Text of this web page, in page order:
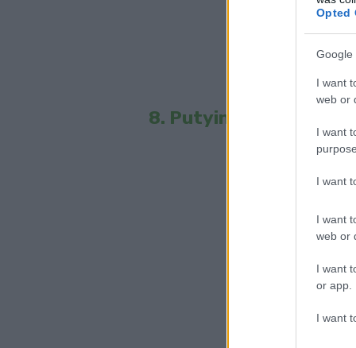
Opted
Google
I want
web or
I want
I want
I want
web or
I want
or app.
I want
8. Putyin